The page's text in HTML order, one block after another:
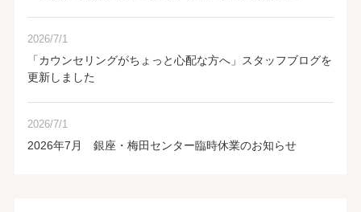
2026/7/1
「カウンセリングがちょっと心配な方へ」スタッフブログを
更新しました
2026/7/1
2026年7月 銀座・梅田センター臨時休業のお知らせ